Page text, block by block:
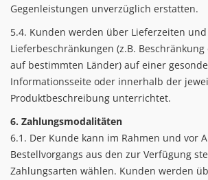
Gegenleistungen unverzüglich erstatten.
5.4. Kunden werden über Lieferzeiten und
Lieferbeschränkungen (z.B.
auf bestimmten Länder) auf einer
Informationsseite oder innerhalb der
Produktbeschreibung unterrichtet.
6. Zahlungsmodalitäten
6.1. Der Kunde kann im Rahmen und vor
Bestellvorgangs aus den zur Verfügung
Zahlungsarten wählen. Kunden werden